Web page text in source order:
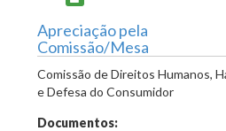
Apreciação pela
Comissão/Mesa
Comissão de Direitos Humanos,
e Defesa do Consumidor
Documentos: